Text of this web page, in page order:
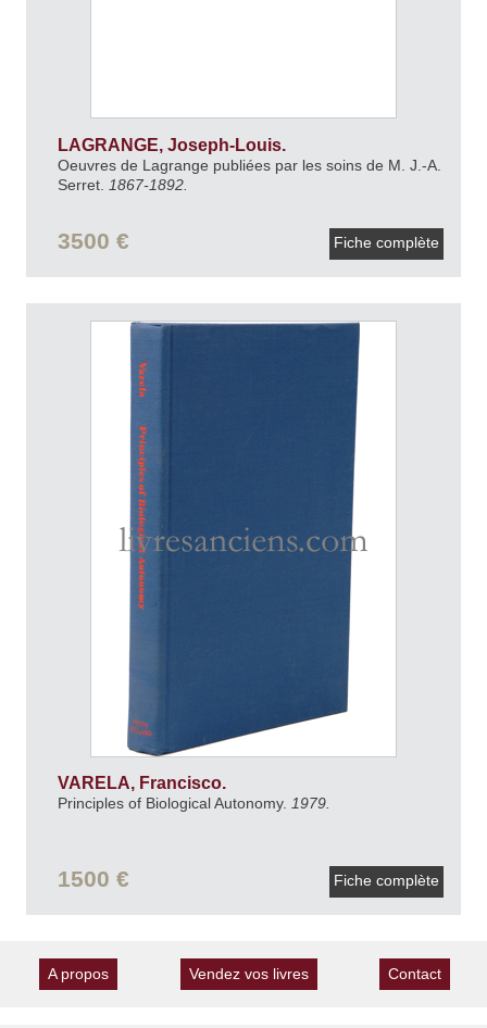
LAGRANGE, Joseph-Louis.
Oeuvres de Lagrange publiées par les soins de M. J.-A.
Serret.
1867-1892.
3500 € Fiche complète
VARELA, Francisco.
Principles of Biological Autonomy. 1979.
1500 € Fiche complète
A propos Vendez vos livres Contact